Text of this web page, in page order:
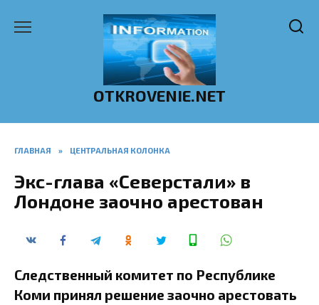
OTKROVENIE.NET
ГЛАВНАЯ » ЦЕНТРАЛЬНАЯ КОЛОНКА
Экс-глава «Северстали» в
Лондоне заочно арестован
Следственный комитет по Республике
Коми принял решение заочно арестовать